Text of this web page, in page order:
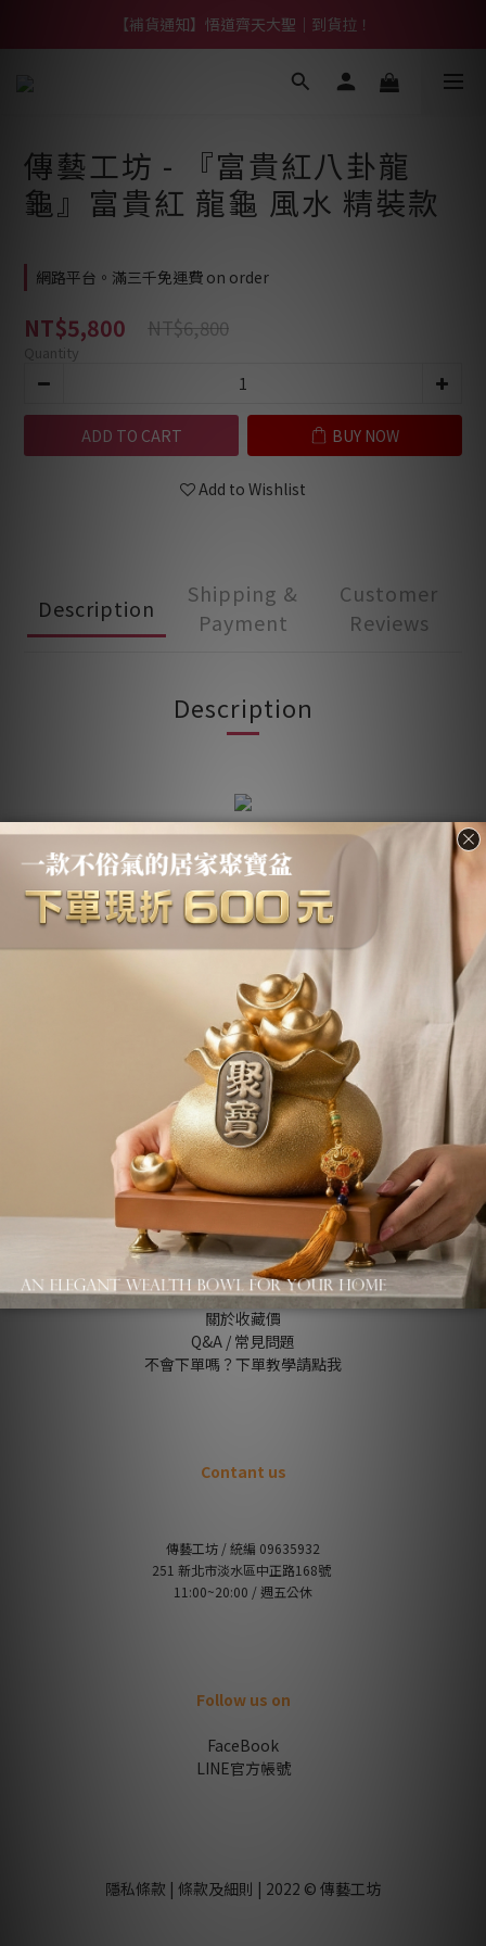
【熱門】馬上有系列！四種寶物幫你財運「轉」進來
【補貨通知】悟道齊天大聖｜到貨拉！
【熱門】馬上有系列！四種寶物幫你財運「轉」進來
傳藝工坊 - 『富貴紅八卦龍
龜』富貴紅 龍龜 風水 精裝款
網路平台。滿三千免運費 on order
NT$5,800 NT$6,800
Quantity
ADD TO CART BUY NOW
Add to Wishlist
Description
Shipping &
Payment
Customer
Reviews
Description
About us
品牌故事
退換貨條款
關於收藏價
Q&A / 常見問題
不會下單嗎？下單教學請點我
Contant us
傳藝工坊 / 統編 09635932
251 新北市淡水區中正路168號
11:00~20:00 / 週五公休
Follow us on
FaceBook
LINE官方帳號
隱私條款 | 條款及細則 | 2022 © 傳藝工坊